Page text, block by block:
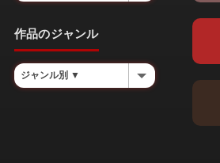
作品のジャンル